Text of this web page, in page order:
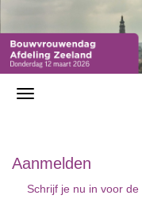
Aanmelden
Schrijf je nu in voor de